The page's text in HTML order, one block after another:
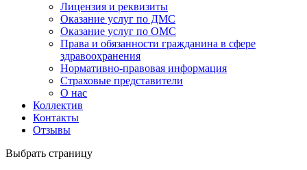
Лицензия и реквизиты
Оказание услуг по ДМС
Оказание услуг по ОМС
Права и обязанности гражданина в сфере
здравоохранения
Нормативно-правовая информация
Страховые представители
О нас
Коллектив
Контакты
Отзывы
Выбрать страницу